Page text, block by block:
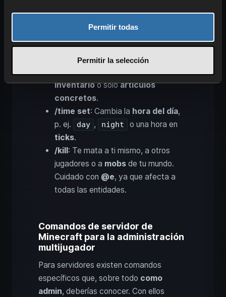
Permitir todas
Permitir la selección
/teleport o /tp: Te teletransporta a
ti u otros acoordenadaso
jugadores.
/clear: Borra todos los objetos del
inventarioo soloartículos
concretos.
/time set: Cambia la hora del día,
p. ej.
day , night
o una hora en
ticks.
/kill: Te mata a ti mismo, a otros
jugadores o a mobs de tu mundo.
Cuidado con @e, ya que afecta a
todas las entidades.
Comandos de servidor de
Minecraft para la administración
multijugador
Para servidores existen comandos
específicos que, sobre todo como
admin, deberías conocer. Con ellos